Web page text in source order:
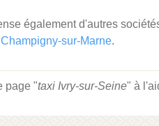
également d'autres
sur-Marne.
page "taxi Ivry-sur-Seine" à